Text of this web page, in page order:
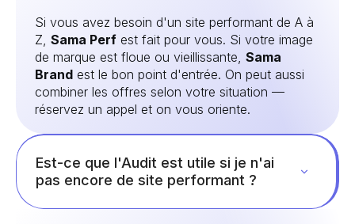
Si vous avez besoin d'un site performant de A à
Z, Sama Perf est fait pour vous. Si votre image
de marque est floue ou vieillissante, Sama
Brand est le bon point d'entrée. On peut aussi
combiner les offres selon votre situation —
réservez un appel et on vous oriente.
Est-ce que l'Audit est utile si je n'ai
pas encore de site performant ?